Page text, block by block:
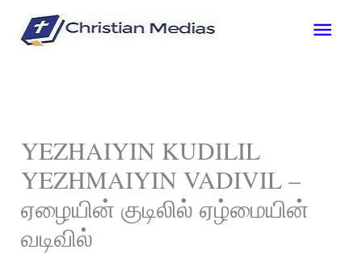
Main
YEZHAIYIN KUDILIL
YEZHMAIYIN VADIVIL –
ஏழையின் குடிலில் ஏழ்மையின்
வடிவில்